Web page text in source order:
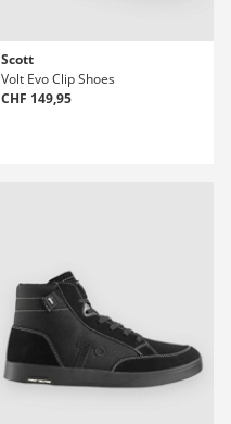
Scott
Volt Evo Clip Shoes
CHF 149,95